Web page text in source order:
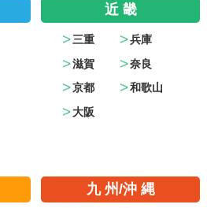
近 畿
三重
兵庫
滋賀
奈良
京都
和歌山
大阪
九 州/沖 縄